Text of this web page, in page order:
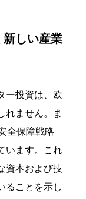
新しい産業
ー投資は、欧
れません。ま
全保障戦略
います。これ
資本および技
ることを示し